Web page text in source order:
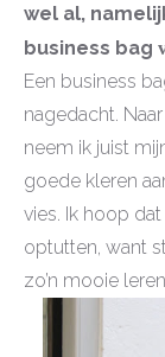
wel al,
business bag
Een business
nagedacht.
neem ik juist
goede kleren
vies. Ik hoop
optutten, want
zo’n mooie